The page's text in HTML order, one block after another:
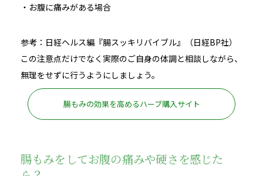
・お腹に痛みがある場合
参考：日経ヘルス編『腸スッキリバイブル』（日経BP社）
この注意点だけでなく実際のご自身の体調と相談しながら、
無理をせずに行うようにしましょう。
腸もみの効果を高めるハーブ購入サイト
腸もみをしてお腹の痛みや硬さを感じた